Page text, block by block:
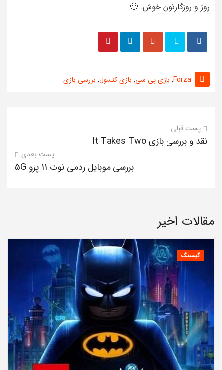
روز و روزگارتون خوش. 🙂
Forza
, بازی پی سی, بازی کنسول, بررسی بازی
پست قبلی
نقد و بررسی بازی It Takes Two
پست بعدی
بررسی موبایل ردمی نوت 11 پرو 5G
مقالات اخیر
گیمینگ